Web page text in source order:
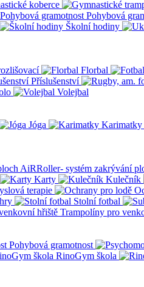
koberce
Pohybová
Školní hodiny
Florbal
Příslušenství
Volejbal
Jóga Karimatky
AiRRoller- systém zakrývání
Karty Kulečník
terapie
Stolní fotbal
Trampolíny pro
Pohybová gramotnost
RinoGym škola